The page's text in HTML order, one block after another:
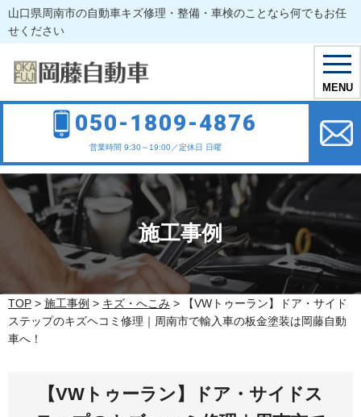
MENU
山口県周南市の自動車キズ修理・整備・車検のことなら何でもお任
せください
050-1809-4876
営業時間 9:30～19:00／定休日 日曜
施工事例
TOP > 施工事例 > キズ・へこみ >
【VWトゥーラン】ドア・サイド
ステップのキズヘコミ修理｜周南市で輸入車の板金塗装は岡藤自動
車へ！
【VWトゥーラン】ドア・サイドス